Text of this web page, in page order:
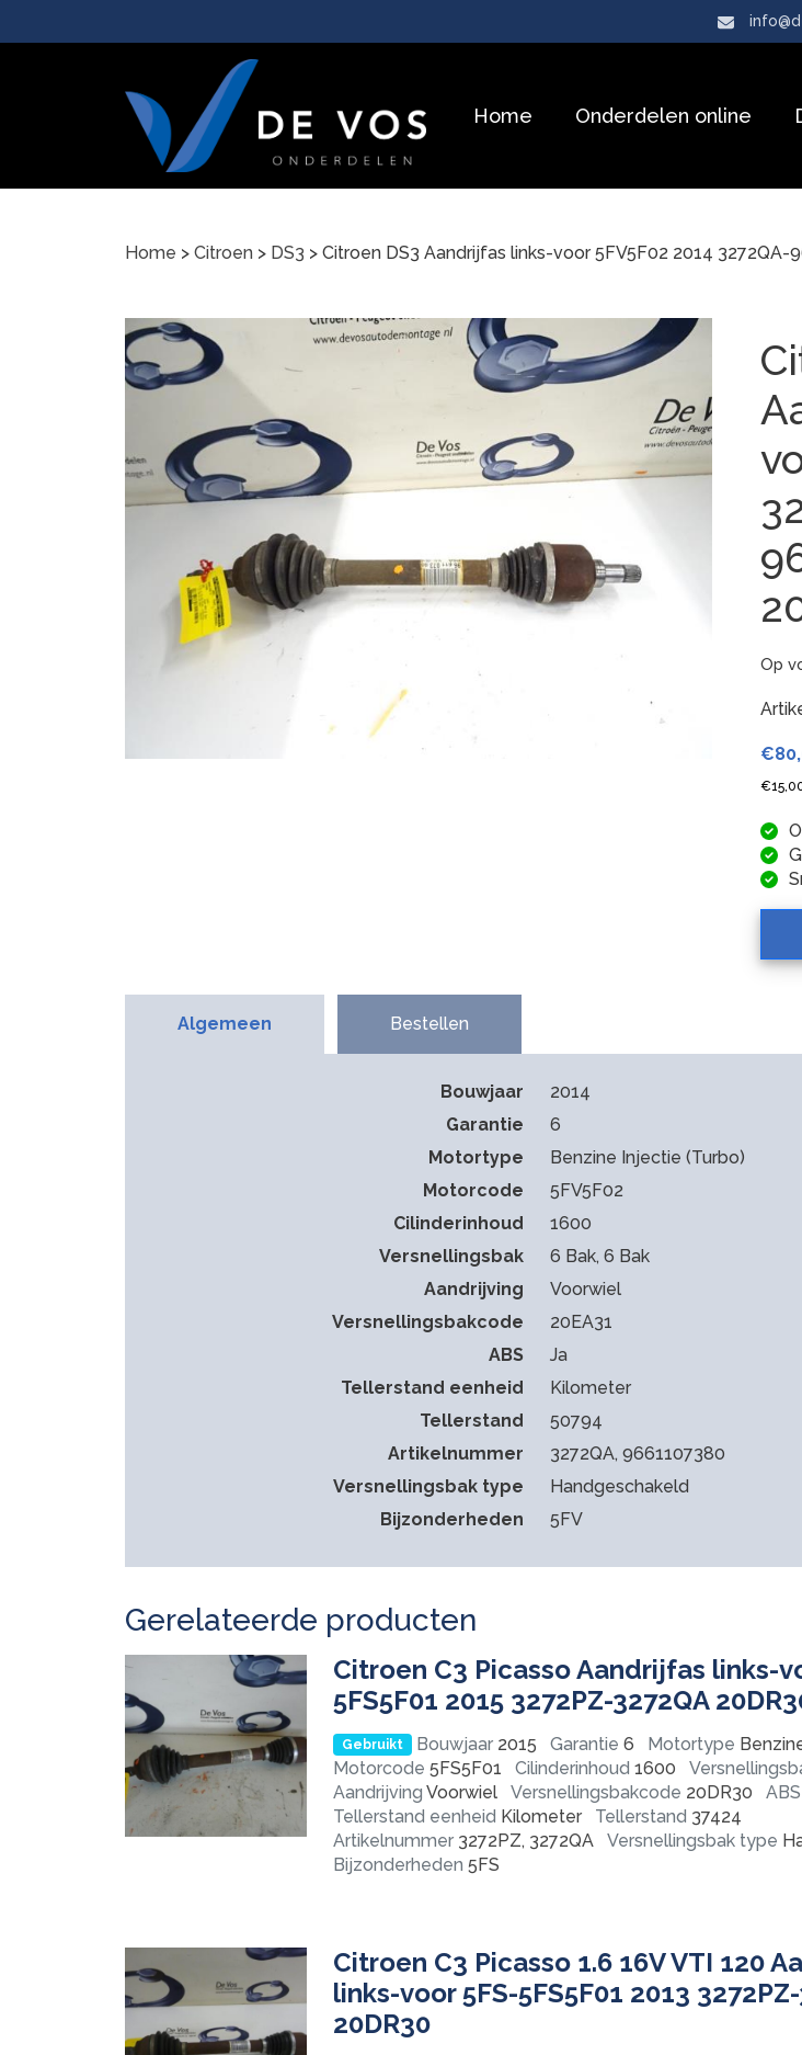
Home Onderdelen online
Home > Citroen > DS3 > Citroen DS3 Aandrijfas links-voor 5FV5F02 2014 3272QA-
Op
€
€
Algemeen Bestellen
Bouwjaar
2014
Garantie
6
Motortype
Benzine Injectie (Turbo)
Motorcode
5FV5F02
Cilinderinhoud
1600
Versnellingsbak
6 Bak, 6 Bak
Aandrijving
Voorwiel
Versnellingsbakcode
20EA31
ABS
Ja
Tellerstand eenheid
Kilometer
Tellerstand
50794
Artikelnummer
3272QA, 9661107380
Versnellingsbak type
Handgeschakeld
Bijzonderheden
5FV
Gerelateerde producten
Citroen C3 Picasso Aandrijfas links-
5FS5F01 2015 3272PZ-3272QA
Gebruikt Bouwjaar2015 Garantie 6 Motortype
Motorcode 5FS5F01 Cilinderinhoud 1600
Aandrijving Voorwiel Versnellingsbakcode 20DR30 ABS
Tellerstand eenheid Kilometer Tellerstand 37424
Artikelnummer 3272PZ, 3272QA Versnellingsbak type
Bijzonderheden 5FS
Citroen C3 Picasso 1.6 16V VTI 120
links-voor 5FS-5FS5F01 2013
20DR30